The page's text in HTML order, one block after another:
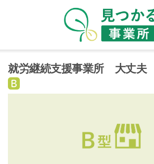
就労継続支援事業所 大丈夫
就
労